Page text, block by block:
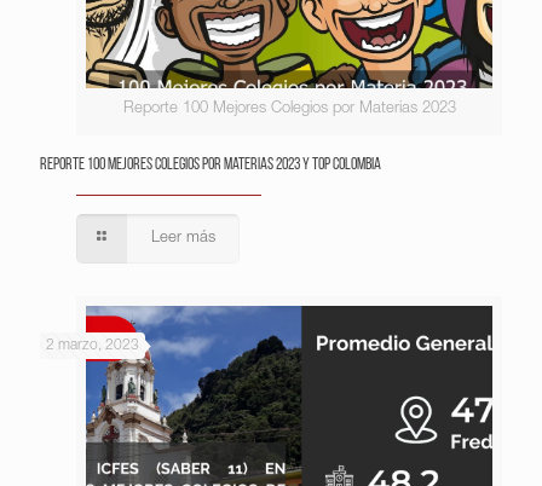
Reporte 100 Mejores Colegios por Materias 2023
Reporte 100 Mejores Colegios por Materias 2023 y Top Colombia
Leer más
2 marzo, 2023